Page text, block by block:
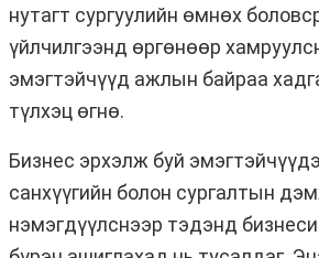
нутагт сургуулийн өмнөх
үйлчилгээнд өргөнөөр
эмэгтэйчүүд ажлын байраа
түлхэц өгнө.
Бизнес эрхэлж буй
санхүүгийн болон сургалтын
нэмэгдүүлснээр тэдэнд